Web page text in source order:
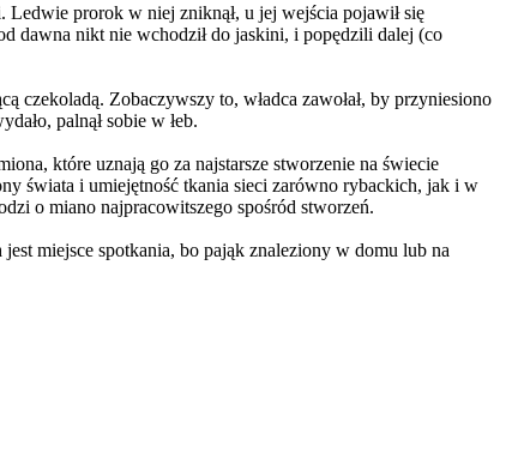
Ledwie prorok w niej zniknął, u jej wejścia pojawił się
dawna nikt nie wchodził do jaskini, i popędzili dalej (co
czekoladą. Zobaczywszy to, władca zawołał, by przyniesiono
palnął sobie w łeb.
które uznają go za najstarsze stworzenie na świecie
świata i umiejętność tkania sieci zarówno rybackich, jak i w
o miano najpracowitszego spośród stworzeń.
miejsce spotkania, bo pająk znaleziony w domu lub na